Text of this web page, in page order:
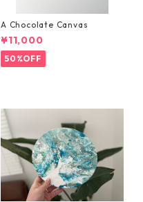
A Chocolate Canvas
¥11,000
50%OFF